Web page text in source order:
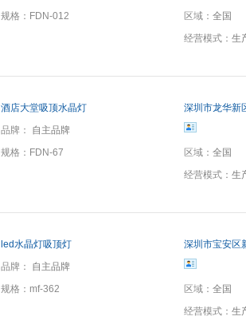
规格： FDN-012 区域： 全国
经营模式： 生
酒店大堂吸顶水晶灯
品牌：
自主品牌
规格： FDN-67
深圳市龙华新
区域： 全国
经营模式： 生
led水晶灯吸顶灯
品牌：
自主品牌
规格： mf-362
深圳市宝安区
区域： 全国
经营模式： 生